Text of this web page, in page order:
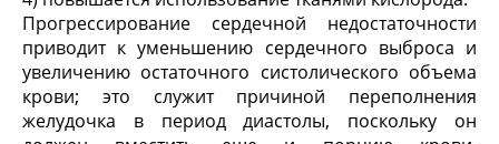
Прогрессирование сердечной недостаточности
приводит к уменьшению сердечного выброса и
увеличению остаточного систолического объема
крови; это служит причиной переполнения
желудочка в период диастолы, поскольку он